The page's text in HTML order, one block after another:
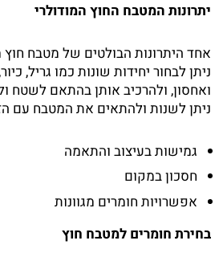
יתרונות המטבח החוץ המודולרי
אחד היתרונות הבולטים של מטבח חוץ
ניתן לבחור יחידות שונות כמו גריל,
ואחסון, ולהרכיב אותן בהתאם לשטח
ניתן לשנות ולהתאים את המטבח עם
גמישות בעיצוב והתאמה
חסכון במקום
אפשרויות חומרים מגוונות
בחירת חומרים למטבח חוץ